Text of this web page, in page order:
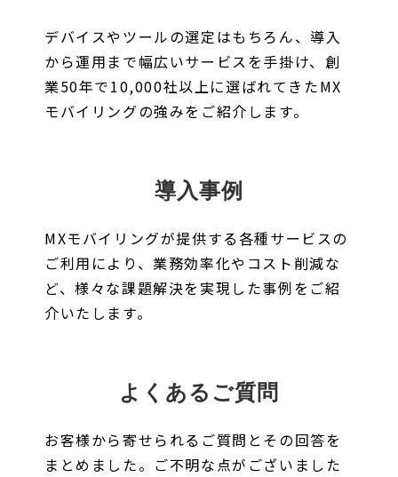
デバイスやツールの選定はもちろん、導入
から運用まで幅広いサービスを手掛け、創
業50年で10,000社以上に選ばれてきたMX
モバイリングの強みをご紹介します。
導入事例
MXモバイリングが提供する各種サービスの
ご利用により、業務効率化やコスト削減な
ど、様々な課題解決を実現した事例をご紹
介いたします。
よくあるご質問
お客様から寄せられるご質問とその回答を
まとめました。ご不明な点がございました